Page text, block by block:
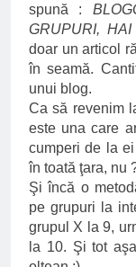
spună :
GRUPURI,
doar un articol
în seamă.
unui blog.
Ca să revenim
este una care
cumperi de la
în toată ţara, nu
Şi încă o
pe grupuri la
grupul X la 9,
la 10. Şi tot